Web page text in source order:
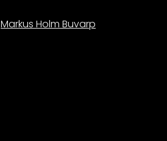
Markus Holm Buvarp